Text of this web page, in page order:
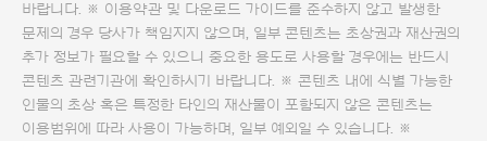
바랍니다. ※ 이용약관 및 다운로드 가이드를 준수하지 않고 발생한
문제의 경우 당사가 책임지지 않으며, 일부 콘텐츠는 초상권과 재산권의
추가 정보가 필요할 수 있으니 중요한 용도로 사용할 경우에는 반드시
콘텐츠 관련기관에 확인하시기 바랍니다. ※ 콘텐츠 내에 식별 가능한
인물의 초상 혹은 특정한 타인의 재산물이 포함되지 않은 콘텐츠는
이용범위에 따라 사용이 가능하며, 일부 예외일 수 있습니다. ※